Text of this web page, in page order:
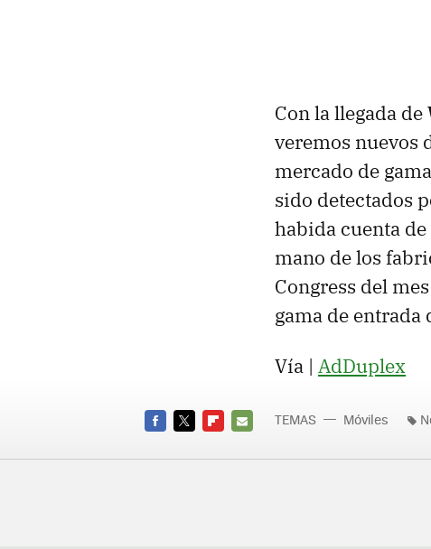
Con la llegada de
veremos nuevos
mercado de
sido detectados
habida cuenta
mano de los
Congress del
gama de entrada
Vía | AdDuplex
MAIL
TEMAS Móviles